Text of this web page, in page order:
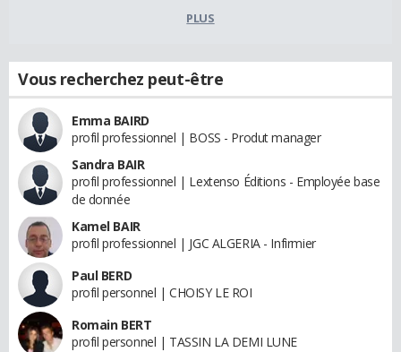
PLUS
Vous recherchez peut-être
Emma BAIRD
profil professionnel | BOSS - Produt manager
Sandra BAIR
profil professionnel | Lextenso Éditions - Employée base
de donnée
Kamel BAIR
profil professionnel | JGC ALGERIA - Infirmier
Paul BERD
profil personnel | CHOISY LE ROI
Romain BERT
profil personnel | TASSIN LA DEMI LUNE